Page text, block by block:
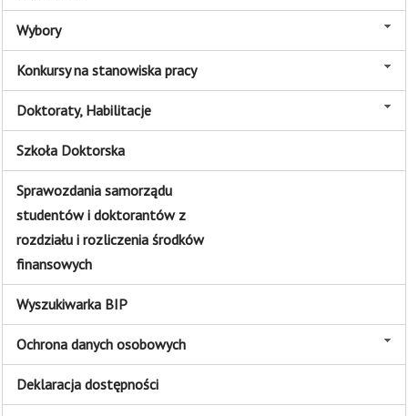
Wybory
Konkursy na stanowiska pracy
Doktoraty, Habilitacje
Szkoła Doktorska
Sprawozdania samorządu
studentów i doktorantów z
rozdziału i rozliczenia środków
finansowych
Wyszukiwarka BIP
Ochrona danych osobowych
Deklaracja dostępności